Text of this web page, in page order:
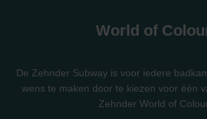
World of
De Zehnder Subway is voor iedere
wens te maken door te kiezen voor één
Zehnder World of